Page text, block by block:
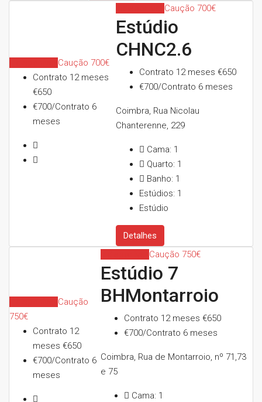
Caução 700€
Contrato 12 meses
€650
€700/Contrato 6
meses
Caução 700€
Estúdio
CHNC2.6
Contrato 12 meses €650
€700/Contrato 6 meses
Coimbra, Rua Nicolau
Chanterenne, 229
Cama: 1
Quarto: 1
Banho: 1
Estúdios: 1
Estúdio
Detalhes
Caução
750€
Contrato 12
meses €650
€700/Contrato 6
meses
Caução 750€
Estúdio 7
BHMontarroio
Contrato 12 meses€650
€700/Contrato 6 meses
Coimbra, Rua de Montarroio, nº 71,73
e 75
Cama: 1